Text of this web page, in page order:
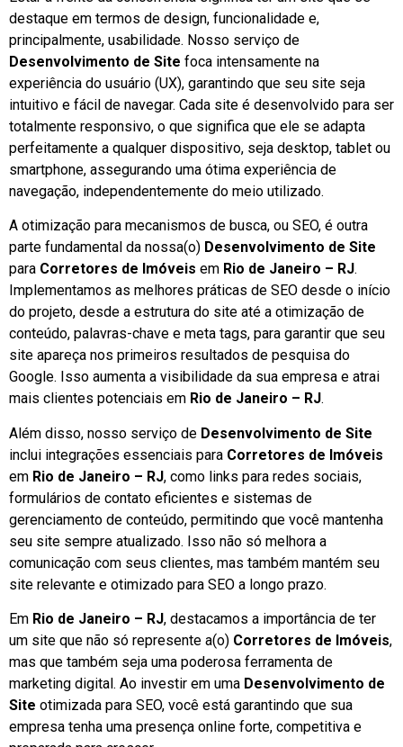
destaque em termos de design, funcionalidade e,
principalmente, usabilidade. Nosso serviço de
Desenvolvimento de Site foca intensamente na
experiência do usuário (UX), garantindo que seu site seja
intuitivo e fácil de navegar. Cada site é desenvolvido para ser
totalmente responsivo, o que significa que ele se adapta
perfeitamente a qualquer dispositivo, seja desktop, tablet ou
smartphone, assegurando uma ótima experiência de
navegação, independentemente do meio utilizado.
A otimização para mecanismos de busca, ou SEO, é outra
parte fundamental da nossa(o) Desenvolvimento de Site
para Corretores de Imóveis em Rio de Janeiro – RJ.
Implementamos as melhores práticas de SEO desde o início
do projeto, desde a estrutura do site até a otimização de
conteúdo, palavras-chave e meta tags, para garantir que seu
site apareça nos primeiros resultados de pesquisa do
Google. Isso aumenta a visibilidade da sua empresa e atrai
mais clientes potenciais em Rio de Janeiro – RJ.
Além disso, nosso serviço de Desenvolvimento de Site
inclui integrações essenciais para Corretores de Imóveis
em Rio de Janeiro – RJ, como links para redes sociais,
formulários de contato eficientes e sistemas de
gerenciamento de conteúdo, permitindo que você mantenha
seu site sempre atualizado. Isso não só melhora a
comunicação com seus clientes, mas também mantém seu
site relevante e otimizado para SEO a longo prazo.
Em Rio de Janeiro – RJ, destacamos a importância de ter
um site que não só represente a(o) Corretores de Imóveis,
mas que também seja uma poderosa ferramenta de
marketing digital. Ao investir em uma Desenvolvimento de
Site otimizada para SEO, você está garantindo que sua
empresa tenha uma presença online forte, competitiva e